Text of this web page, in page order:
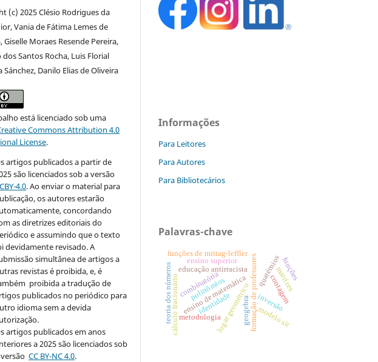
(c) 2025 Clésio Rodrigues da
Vania de Fátima Lemes de
Giselle Moraes Resende Pereira,
dos Santos Rocha, Luis Florial
Sánchez, Danilo Elias de Oliveira
está licenciado sob uma
Commons Attribution 4.0
License.
artigos publicados a partir de
são licenciados sob a versão
4.0. Ao enviar o material para
os autores estarão
concordando
as diretrizes editoriais do
e assumindo que o texto
devidamente revisado. A
simultânea de artigos a
revistas é proibida, e, é
proibida a tradução de
publicados no periódico para
idioma sem a devida
artigos publicados em anos
a 2025 são licenciados sob
versãoCC BY-NC 4.0.
Informações
Para Leitores
Para Autores
Para Bibliotecários
Palavras-chave
formação de professores
educação antirracista
ensino de matemática
cálculo fracionário
funções de mittag-leffler
quatérnios
inversão
lugar geométrico
combinatória matrizes
contagem
teoria dos números geogebra
ensino superior
modelo sir
funções
metodologia
polinômios
identidade